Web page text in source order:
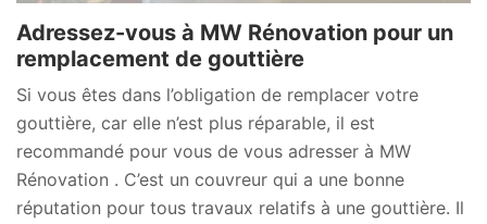
Adressez-vous à MW Rénovation pour un
remplacement de gouttière
Si vous êtes dans l’obligation de remplacer votre
gouttière, car elle n’est plus réparable, il est
recommandé pour vous de vous adresser à MW
Rénovation . C’est un couvreur qui a une bonne
réputation pour tous travaux relatifs à une gouttière. Il